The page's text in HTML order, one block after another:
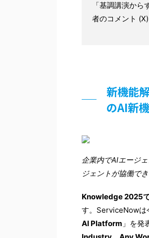
「基調講演か
者のコメント (X)
新機能
のAI新
企業内でAIエージ
ジェントが協働で
Knowledge 2025
す。ServiceNowは
AI Platform 」を発